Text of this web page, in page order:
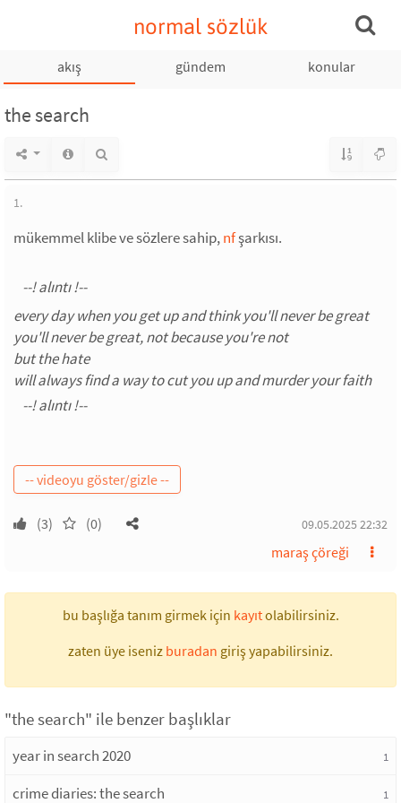
normal sözlük
akış gündem konular
the search
1.
mükemmel klibe ve sözlere sahip,nfşarkısı.
every day when you get up and think you'll never be great
you'll never be great, not because you're not
but the hate
will always find a way to cut you up and murder your faith
(3) (0) 09.05.2025 22:32
maraş çöreği
bu başlığa tanım girmek için kayıtolabilirsiniz.
zaten üye iseniz buradan giriş yapabilirsiniz.
"the search" ile benzer başlıklar
year in search 2020 1
crime diaries: the search 1